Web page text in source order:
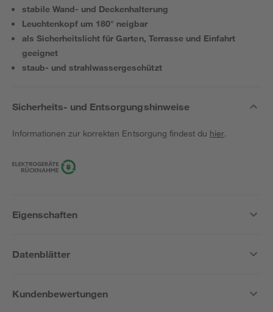
stabile Wand- und Deckenhalterung
Leuchtenkopf um 180° neigbar
als Sicherheitslicht für Garten, Terrasse und Einfahrt
geeignet
staub- und strahlwassergeschützt
Sicherheits- und Entsorgungshinweise
Informationen zur korrekten Entsorgung findest du hier.
Eigenschaften
Datenblätter
Kundenbewertungen